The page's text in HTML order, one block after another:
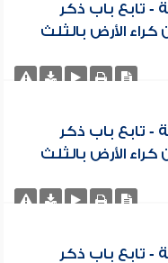
- تابع باب ذكر
الأرض بالثلث
- تابع باب ذكر
الأرض بالثلث
- تابع باب ذكر